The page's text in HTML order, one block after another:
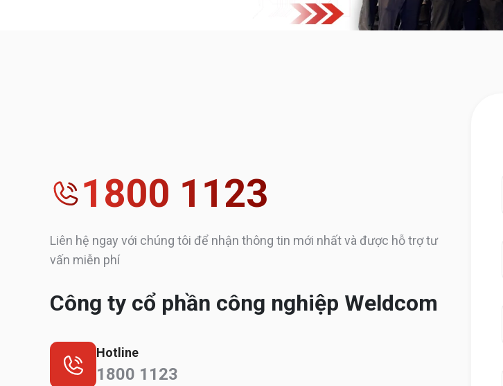
1800 1123
Liên hệ ngay với chúng tôi để nhận thông tin mới nhất và được hỗ trợ tư
vấn miễn phí
Công ty cổ phần công nghiệp Weldcom
Hotline
1800 1123